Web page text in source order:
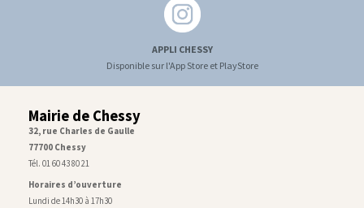
APPLI CHESSY
Disponible sur l'App Store et PlayStore
Mairie de Chessy
32, rue Charles de Gaulle
77700 Chessy
Tél. 01 60 43 80 21
Horaires d’ouverture
Lundi de 14h30 à 17h30